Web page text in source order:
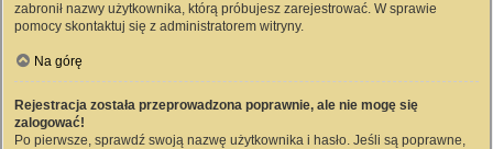
zabronił nazwy użytkownika, którą próbujesz zarejestrować. W sprawie
pomocy skontaktuj się z administratorem witryny.
Na górę
Rejestracja została przeprowadzona poprawnie, ale nie mogę się
zalogować!
Po pierwsze, sprawdź swoją nazwę użytkownika i hasło. Jeśli są poprawne,